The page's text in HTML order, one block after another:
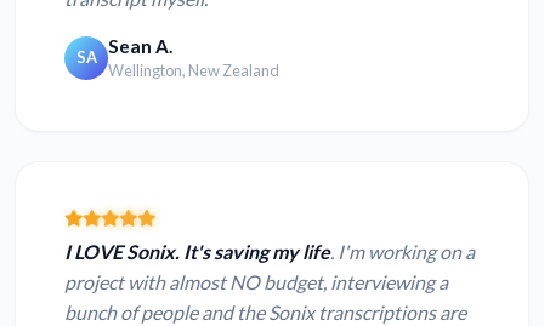
SA Sean A.
Wellington, New Zealand
I LOVE Sonix. It's saving my life. I'm working on a
project with almost NO budget, interviewing a
bunch of people and the Sonix transcriptions are